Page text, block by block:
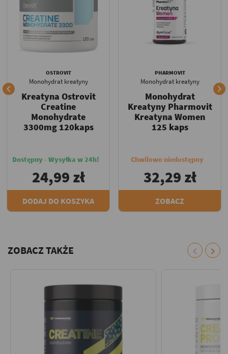

OSTROVIT
Monohydrat kreatyny
Kreatyna Ostrovit
Creatine
Monohydrate
3300mg 120kaps
Dostępny - Wysyłka w 24h!
24,99 zł
DODAJ DO KOSZYKA
PHARMOVIT
Monohydrat kreatyny
Monohydrat
Kreatyny Pharmovit
Kreatyna Women
125 kaps
Chwilowo niedostępny
32,29 zł
ZOBACZ

ZOBACZ TAKŻE chevron_right
chevron_left